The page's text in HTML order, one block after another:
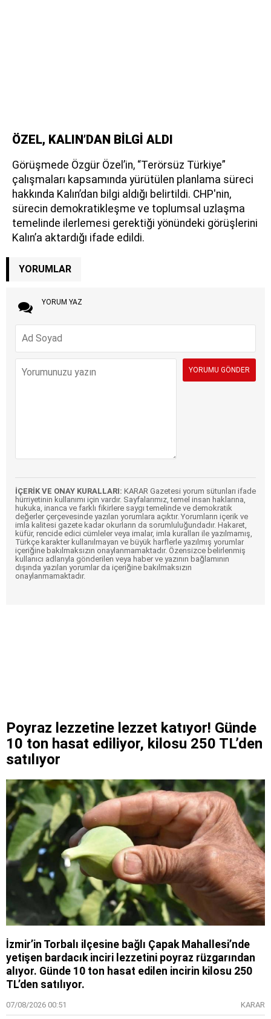
ÖZEL, KALIN’DAN BİLGİ ALDI
Görüşmede Özgür Özel’in, “Terörsüz Türkiye”
çalışmaları kapsamında yürütülen planlama süreci
hakkında Kalın’dan bilgi aldığı belirtildi. CHP'nin,
sürecin demokratikleşme ve toplumsal uzlaşma
temelinde ilerlemesi gerektiği yönündeki görüşlerini
Kalın’a aktardığı ifade edildi.
YORUMLAR
YORUM YAZ
İÇERİK VE ONAY KURALLARI: KARAR Gazetesi yorum sütunları ifade
hürriyetinin kullanımı için vardır. Sayfalarımız, temel insan haklarına,
hukuka, inanca ve farklı fikirlere saygı temelinde ve demokratik
değerler çerçevesinde yazılan yorumlara açıktır. Yorumların içerik ve
imla kalitesi gazete kadar okurların da sorumluluğundadır. Hakaret,
küfür, rencide edici cümleler veya imalar, imla kuralları ile yazılmamış,
Türkçe karakter kullanılmayan ve büyük harflerle yazılmış yorumlar
içeriğine bakılmaksızın onaylanmamaktadır. Özensizce belirlenmiş
kullanıcı adlarıyla gönderilen veya haber ve yazının bağlamının
dışında yazılan yorumlar da içeriğine bakılmaksızın
onaylanmamaktadır.
Poyraz lezzetine lezzet katıyor! Günde
10 ton hasat ediliyor, kilosu 250 TL’den
satılıyor
İzmir’in Torbalı ilçesine bağlı Çapak Mahallesi’nde
yetişen bardacık inciri lezzetini poyraz rüzgarından
alıyor. Günde 10 ton hasat edilen incirin kilosu 250
TL’den satılıyor.
07/08/2026 00:51 KARAR